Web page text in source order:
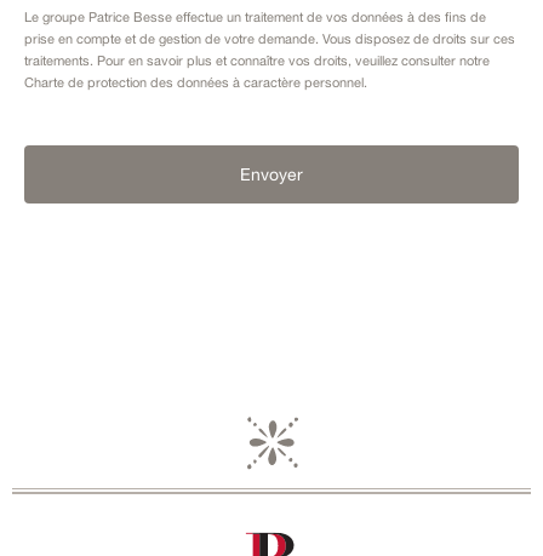
Le groupe Patrice Besse effectue un traitement de vos données à des fins de
prise en compte et de gestion de votre demande. Vous disposez de droits sur ces
traitements. Pour en savoir plus et connaître vos droits, veuillez consulter notre
Charte de protection des données à caractère personnel .
Envoyer